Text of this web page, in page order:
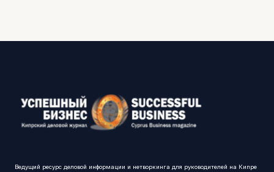
Ведущий ресурс деловой информации и нетворкинга для руководителей на Кипре